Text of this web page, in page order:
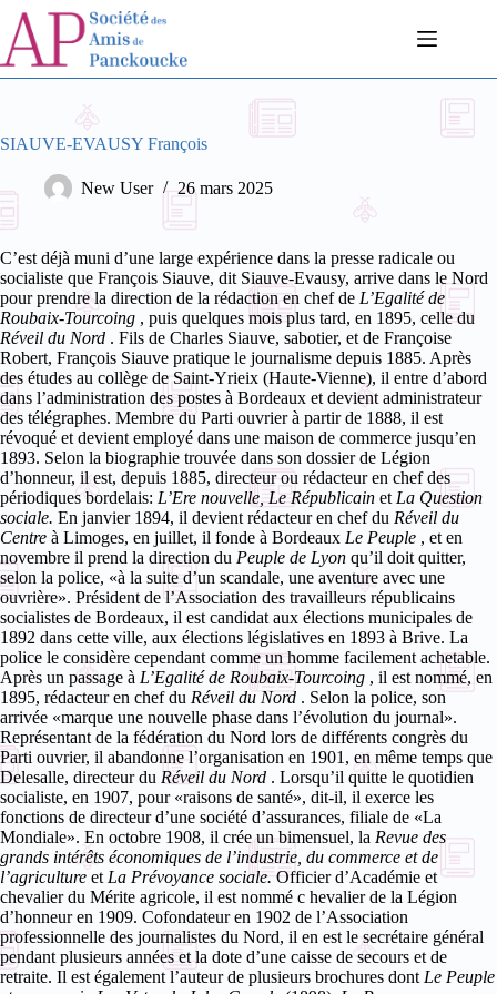
Passer
contenu
SIAUVE-EVAUSY François
New User 26 mars 2025
C’est déjà muni d’une large expérience dans la presse radicale ou
socialiste que François Siauve, dit Siauve-Evausy, arrive dans le Nord
pour prendre la direction de la rédaction en chef de L’Egalité de
Roubaix-Tourcoing , puis quelques mois plus tard, en 1895, celle du
Réveil du Nord . Fils de Charles Siauve, sabotier, et de Françoise
Robert, François Siauve pratique le journalisme depuis 1885. Après
des études au collège de Saint-Yrieix (Haute-Vienne), il entre d’abord
dans l’administration des postes à Bordeaux et devient administrateur
des télégraphes. Membre du Parti ouvrier à partir de 1888, il est
révoqué et devient employé dans une maison de commerce jusqu’en
1893. Selon la biographie trouvée dans son dossier de Légion
d’honneur, il est, depuis 1885, directeur ou rédacteur en chef des
périodiques bordelais: L’Ere nouvelle, Le Républicain et La Question
sociale. En janvier 1894, il devient rédacteur en chef du Réveil du
Centre à Limoges, en juillet, il fonde à Bordeaux Le Peuple , et en
novembre il prend la direction du Peuple de Lyon qu’il doit quitter,
selon la police, «à la suite d’un scandale, une aventure avec une
ouvrière». Président de l’Association des travailleurs républicains
socialistes de Bordeaux, il est candidat aux élections municipales de
1892 dans cette ville, aux élections législatives en 1893 à Brive. La
police le considère cependant comme un homme facilement achetable.
Après un passage à L’Egalité de Roubaix-Tourcoing , il est nommé, en
1895, rédacteur en chef du Réveil du Nord . Selon la police, son
arrivée «marque une nouvelle phase dans l’évolution du journal».
Représentant de la fédération du Nord lors de différents congrès du
Parti ouvrier, il abandonne l’organisation en 1901, en même temps que
Delesalle, directeur du Réveil du Nord . Lorsqu’il quitte le quotidien
socialiste, en 1907, pour «raisons de santé», dit-il, il exerce les
fonctions de directeur d’une société d’assurances, filiale de «La
Mondiale». En octobre 1908, il crée un bimensuel, la Revue des
grands intérêts économiques de l’industrie, du commerce et de
l’agriculture et La Prévoyance sociale. Officier d’Académie et
chevalier du Mérite agricole, il est nommé c hevalier de la Légion
d’honneur en 1909. Cofondateur en 1902 de l’Association
professionnelle des journalistes du Nord, il en est le secrétaire général
pendant plusieurs années et la dote d’une caisse de secours et de
retraite. Il est également l’auteur de plusieurs brochures dont Le Peuple